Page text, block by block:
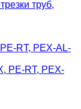
труб,
RT, PEX-AL-
PE-RT, PEX-